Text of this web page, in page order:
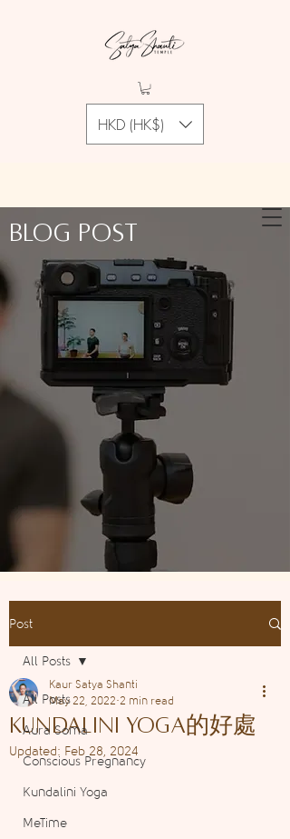
HKD (HK$)
Blog Post
Post
All Posts
Aura Soma
Conscious Pregnancy
Kundalini Yoga
MeTime
All Posts
Kundalini Yoga的好處
Kaur Satya Shanti
May 22, 2022 2 min read
Updated: Feb 28, 2024